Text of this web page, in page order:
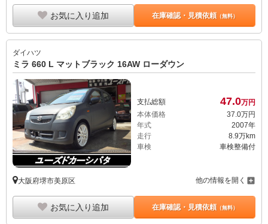
お気に入り追加 在庫確認・見積依頼（無料）
ダイハツ
ミラ 660 L マットブラック 16AW ローダウン
支払総額 47.0万円
本体価格
37. 0万円
年式
2007年
走行
8.9万km
車検
車検整備付
大阪府堺市美原区 他の情報を開く
お気に入り追加 在庫確認・見積依頼（無料）